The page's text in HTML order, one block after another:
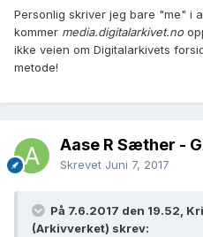
Personlig skriver jeg bare "me" i
kommer media.digitalarkivet.no
ikke veien om Digitalarkivets
metode!
Aase R Sæther -
Skrevet Juni 7, 2017
På 7.6.2017 den 19.52,
(Arkivverket) skrev: